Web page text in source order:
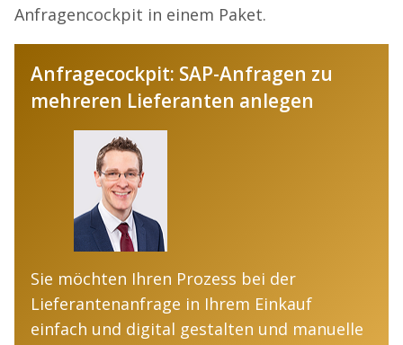
Anfragencockpit in einem Paket.
Anfragecockpit: SAP-Anfragen zu
mehreren Lieferanten anlegen
Sie möchten Ihren Prozess bei der
Lieferantenanfrage in Ihrem Einkauf
einfach und digital gestalten und manuelle